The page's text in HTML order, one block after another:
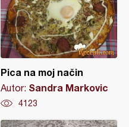
Pica na moj način
Autor: Sandra Markovic
4123